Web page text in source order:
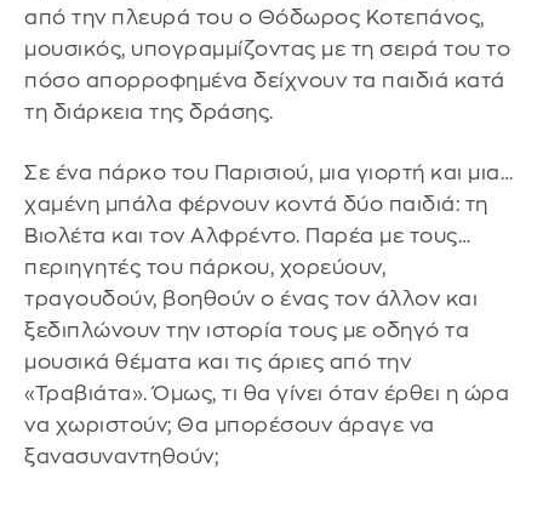
από την πλευρά του ο Θόδωρος Κοτεπάνος,
μουσικός, υπογραμμίζοντας με τη σειρά του το
πόσο απορροφημένα δείχνουν τα παιδιά κατά
τη διάρκεια της δράσης.
Σε ένα πάρκο του Παρισιού, μια γιορτή και μια…
χαμένη μπάλα φέρνουν κοντά δύο παιδιά: τη
Βιολέτα και τον Αλφρέντο. Παρέα με τους…
περιηγητές του πάρκου, χορεύουν,
τραγουδούν, βοηθούν ο ένας τον άλλον και
ξεδιπλώνουν την ιστορία τους με οδηγό τα
μουσικά θέματα και τις άριες από την
«Τραβιάτα». Όμως, τι θα γίνει όταν έρθει η ώρα
να χωριστούν; Θα μπορέσουν άραγε να
ξανασυναντηθούν;